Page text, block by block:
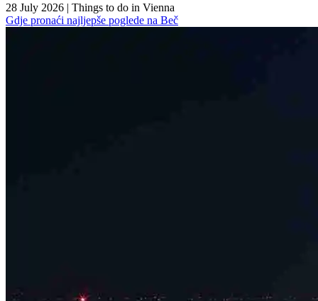
28 July 2026 | Things to do in Vienna
Gdje pronaći najljepše poglede na Beč